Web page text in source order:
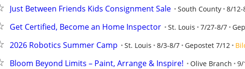
Just Between Friends Kids Consignment Sale South County 8/12-
Get Certified, Become an Home Inspector St. Louis 7/27-8/7
2026 Robotics Summer Camp St. Louis 8/3-8/7 Gepostet 7/12
Bloom Beyond Limits – Paint, Arrange & Inspire! Olive Branch 9/